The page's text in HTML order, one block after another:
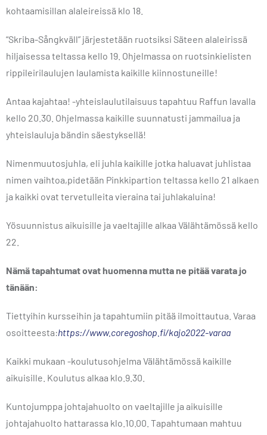
kohtaamisillan alaleireissä klo 18.
“Skriba-Sångkväll” järjestetään ruotsiksi Säteen alaleirissä
hiljaisessa teltassa kello 19. Ohjelmassa on ruotsinkielisten
rippileirilaulujen laulamista kaikille kiinnostuneille!
Antaa kajahtaa! -yhteislaulutilaisuus tapahtuu Raffun lavalla
kello 20.30. Ohjelmassa kaikille suunnatusti jammailua ja
yhteislauluja bändin säestyksellä!
Nimenmuutosjuhla, eli juhla kaikille jotka haluavat juhlistaa
nimen vaihtoa,pidetään Pinkkipartion teltassa kello 21 alkaen
ja kaikki ovat tervetulleita vieraina tai juhlakaluina!
Yösuunnistus aikuisille ja vaeltajille alkaa Välähtämössä kello
22.
Nämä tapahtumat ovat huomenna mutta ne pitää varata jo
tänään:
Tiettyihin kursseihin ja tapahtumiin pitää ilmoittautua. Varaa
osoitteesta:https://www.coregoshop.fi/kajo2022-varaa
Kaikki mukaan -koulutusohjelma Välähtämössä kaikille
aikuisille. Koulutus alkaa klo.9.30.
Kuntojumppa johtajahuolto on vaeltajille ja aikuisille
johtajahuolto hattarassa klo.10.00. Tapahtumaan mahtuu